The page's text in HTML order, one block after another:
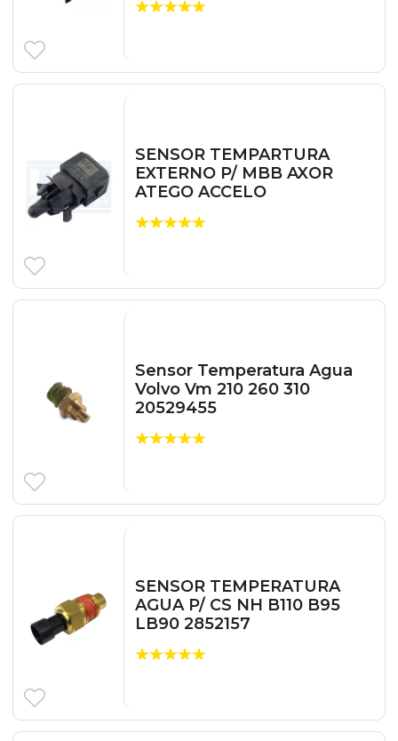
SENSOR TEMPARTURA
EXTERNO P/ MBB AXOR
ATEGO ACCELO
Sensor Temperatura Agua
Volvo Vm 210 260 310
20529455
SENSOR TEMPERATURA
AGUA P/ CS NH B110 B95
LB90 2852157